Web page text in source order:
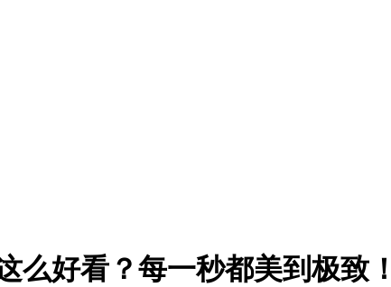
么好看？每一秒都美到极致